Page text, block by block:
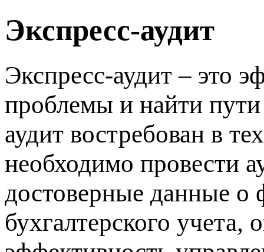
Экспресс-аудит
Экспресс-аудит – это
проблемы и найти
аудит востребован в
необходимо провести
достоверные данные о
бухгалтерского учета,